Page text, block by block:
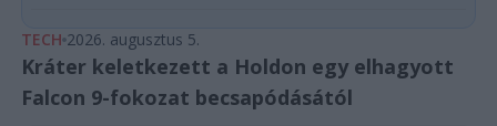
TECH 2026. augusztus 5.
Kráter keletkezett a Holdon egy elhagyott
Falcon 9-fokozat becsapódásától